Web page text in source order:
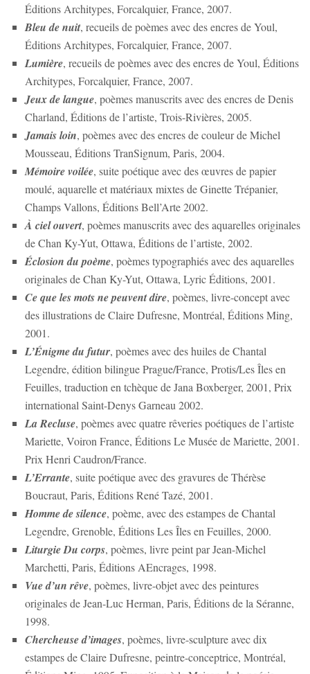
Éditions Architypes, Forcalquier, France, 2007.
Bleu de nuit, recueils de poèmes avec des encres de Youl,
Éditions Architypes, Forcalquier, France, 2007.
Lumière, recueils de poèmes avec des encres de Youl, Éditions
Architypes, Forcalquier, France, 2007.
Jeux de langue, poèmes manuscrits avec des encres de Denis
Charland, Éditions de l’artiste, Trois-Rivières, 2005.
Jamais loin, poèmes avec des encres de couleur de Michel
Mousseau, Éditions TranSignum, Paris, 2004.
Mémoire voilée, suite poétique avec des œuvres de papier
moulé, aquarelle et matériaux mixtes de Ginette Trépanier,
Champs Vallons, Éditions Bell’Arte 2002.
À ciel ouvert, poèmes manuscrits avec des aquarelles originales
de Chan Ky-Yut, Ottawa, Éditions de l’artiste, 2002.
Éclosion du poème, poèmes typographiés avec des aquarelles
originales de Chan Ky-Yut, Ottawa, Lyric Éditions, 2001.
Ce que les mots ne peuvent dire, poèmes, livre-concept avec
des illustrations de Claire Dufresne, Montréal, Éditions Ming,
2001.
L’Énigme du futur, poèmes avec des huiles de Chantal
Legendre, édition bilingue Prague/France, Protis/Les Îles en
Feuilles, traduction en tchèque de Jana Boxberger, 2001, Prix
international Saint-Denys Garneau 2002.
La Recluse, poèmes avec quatre rêveries poétiques de l’artiste
Mariette, Voiron France, Éditions Le Musée de Mariette, 2001.
Prix Henri Caudron/France.
L’Errante, suite poétique avec des gravures de Thérèse
Boucraut, Paris, Éditions René Tazé, 2001.
Homme de silence, poème, avec des estampes de Chantal
Legendre, Grenoble, Éditions Les Îles en Feuilles, 2000.
Liturgie Du corps, poèmes, livre peint par Jean-Michel
Marchetti, Paris, Éditions AEncrages, 1998.
Vue d’un rêve, poèmes, livre-objet avec des peintures
originales de Jean-Luc Herman, Paris, Éditions de la Séranne,
1998.
Chercheuse d’images, poèmes, livre-sculpture avec dix
estampes de Claire Dufresne, peintre-conceptrice, Montréal,